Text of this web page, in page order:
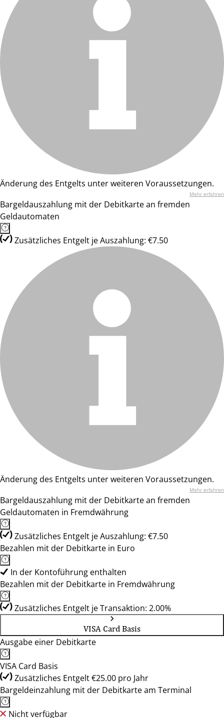
Änderung des Entgelts unter weiteren Voraussetzungen.
Mehr erfahren
Bargeldauszahlung mit der Debitkarte an fremden
Geldautomaten
Zusätzliches Entgelt je Auszahlung: €7.50
Änderung des Entgelts unter weiteren Voraussetzungen.
Mehr erfahren
Bargeldauszahlung mit der Debitkarte an fremden
Geldautomaten in Fremdwährung
Zusätzliches Entgelt je Auszahlung: €7.50
Bezahlen mit der Debitkarte in Euro
In der Kontoführung enthalten
Bezahlen mit der Debitkarte in Fremdwährung
Zusätzliches Entgelt je Transaktion: 2.00%
VISA Card Basis
Ausgabe einer Debitkarte
VISA Card Basis
Zusätzliches Entgelt €25.00 pro Jahr
Bargeldeinzahlung mit der Debitkarte am Terminal
Nicht verfügbar